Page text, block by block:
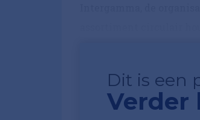
Dit is een
Verder